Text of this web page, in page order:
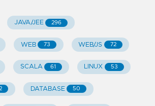
JAVA/JEE 296
WEB 73 WEB/JS 72
SCALA 61 LINUX 53
DATABASE 50